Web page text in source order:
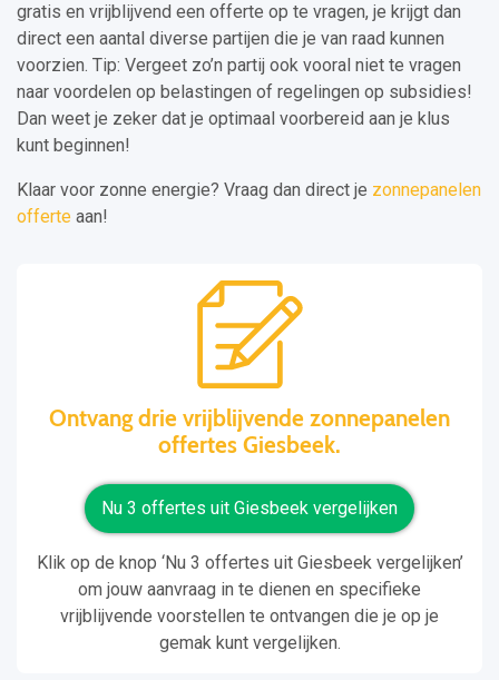
gratis en vrijblijvend een offerte op te vragen, je krijgt dan
direct een aantal diverse partijen die je van raad kunnen
voorzien. Tip: Vergeet zo’n partij ook vooral niet te vragen
naar voordelen op belastingen of regelingen op subsidies!
Dan weet je zeker dat je optimaal voorbereid aan je klus
kunt beginnen!
Klaar voor zonne energie? Vraag dan direct je zonnepanelen
offerte aan!
Ontvang drie vrijblijvende zonnepanelen
offertes Giesbeek.
Nu 3 offertes uit Giesbeek vergelijken
Klik op de knop ‘Nu 3 offertes uit Giesbeek vergelijken’
om jouw aanvraag in te dienen en specifieke
vrijblijvende voorstellen te ontvangen die je op je
gemak kunt vergelijken.